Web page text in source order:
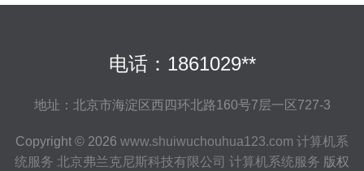
电话：1861029**
地址：北京市海淀区西四环北路160号7层一区727-3
Copyright © 2026 www.shuiwuchouhua123.com 计算机系
统服务 北京弗兰克尼斯科技有限公司 计算机系统服务 版权